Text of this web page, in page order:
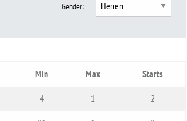
Gender:
Min Max Starts
4 1 2